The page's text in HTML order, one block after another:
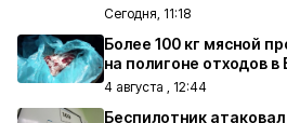
Сегодня, 11:18
Более 100 кг мясной
на полигоне отходов в
4 августа , 12:44
Беспилотник